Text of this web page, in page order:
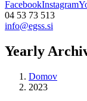
FacebookInstagram
04 53 73 513
info@egss.si
Yearly
Domov
2023